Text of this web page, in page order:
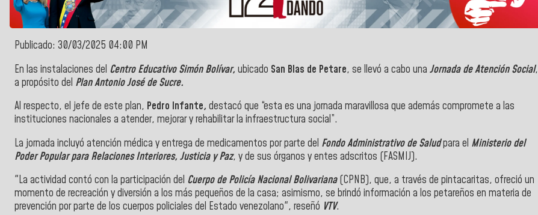
Publicado: 30/03/2025 04:00 PM
En las instalaciones del Centro Educativo Simón Bolívar, ubicado San Blas de Petare, se llevó a cabo una Jornada de Atención Social,
a propósito del Plan Antonio José de Sucre.
Al respecto, el jefe de este plan, Pedro Infante, destacó que “esta es una jornada maravillosa que además compromete a las
instituciones nacionales a atender, mejorar y rehabilitar la infraestructura social”.
La jornada incluyó atención médica y entrega de medicamentos por parte del Fondo Administrativo de Saludpara el Ministerio del
Poder Popular para Relaciones Interiores, Justicia y Paz, y de sus órganos y entes adscritos (FASMIJ).
"La actividad contó con la participación del Cuerpo de Policía Nacional Bolivariana(CPNB), que, a través de pintacaritas, ofreció un
momento de recreación y diversión a los más pequeños de la casa; asimismo, se brindó información a los petareños en materia de
prevención por parte de los cuerpos policiales del Estado venezolano", reseñó VTV.